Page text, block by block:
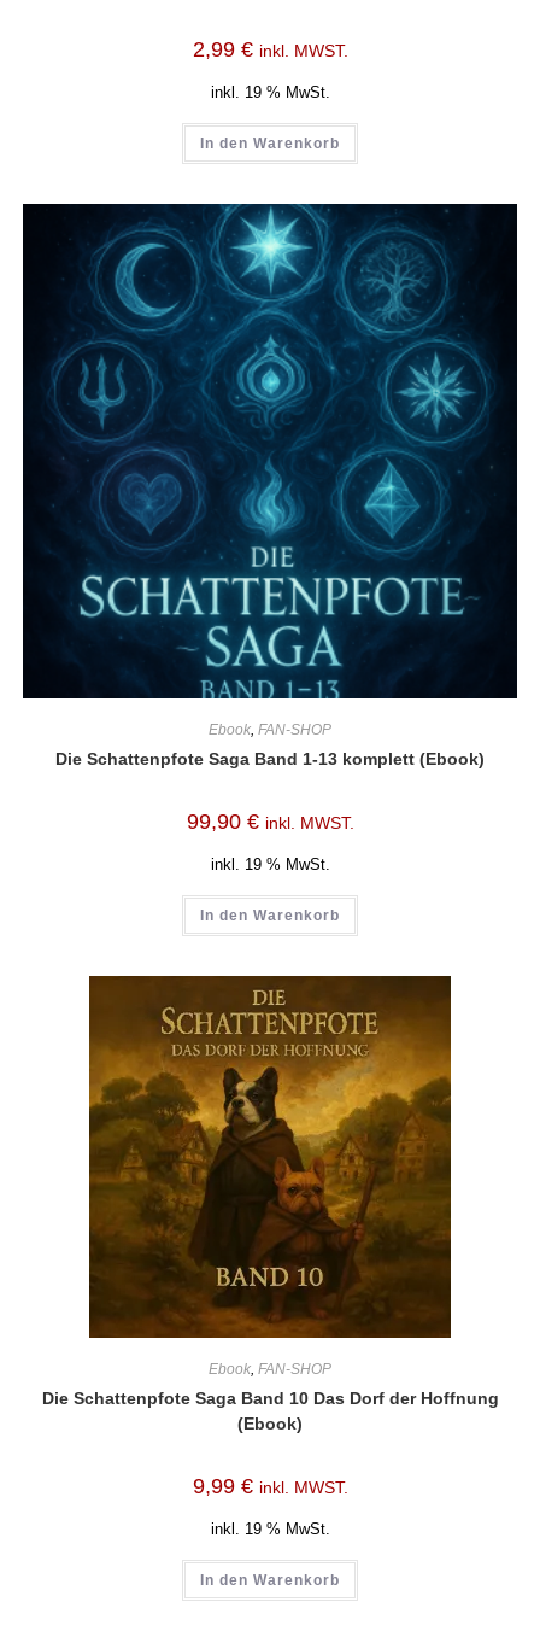
2,99 € inkl. MWST.
inkl. 19 % MwSt.
In den Warenkorb
Ebook, FAN-SHOP
Die Schattenpfote Saga Band 1-13 komplett (Ebook)
99,90 € inkl. MWST.
inkl. 19 % MwSt.
In den Warenkorb
Ebook FAN-SHOP
Die Schattenpfote Saga Band 10 Das Dorf der Hoffnung
(Ebook)
9,99 € inkl. MWST.
inkl. 19 % MwSt.
In den Warenkorb